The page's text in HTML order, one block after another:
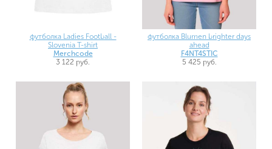
футболка Ladies Football -
Slovenia T-shirt
Merchcode
3 122 руб.
футболка Blumen brighter days
ahead
F4NT4STIC
5 425 руб.